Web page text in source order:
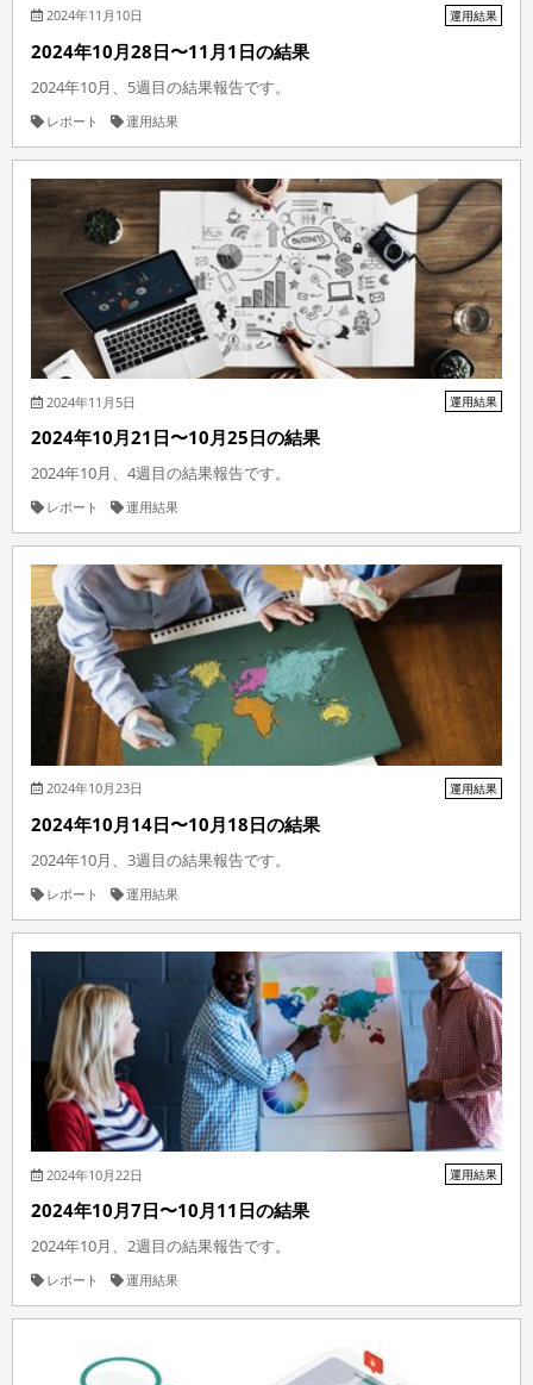
2024年11月10日 運用結果
2024年10月28日〜11月1日の結果
2024年10月、5週目の結果報告です。
レポート 運用結果
2024年11月5日 運用結果
2024年10月21日〜10月25日の結果
2024年10月、4週目の結果報告です。
レポート 運用結果
2024年10月23日 運用結果
2024年10月14日〜10月18日の結果
2024年10月、3週目の結果報告です。
レポート 運用結果
2024年10月22日 運用結果
2024年10月7日〜10月11日の結果
2024年10月、2週目の結果報告です。
レポート 運用結果